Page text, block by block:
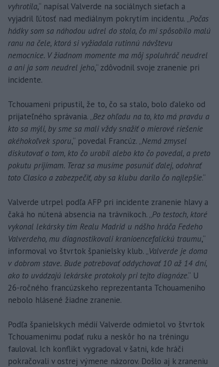
vyhrotila,“ napísal Valverde na sociálnych sieťach a
vyjadril ľútosť nad mediálnym pokrytím incidentu. „Počas
hádky som sa náhodou udrel do stola, čo mi spôsobilo malú
ranu na čele, ktorá si vyžiadala rutinnú návštevu
nemocnice. V žiadnom momente ma môj spoluhráč neudrel
a ani ja som neudrel jeho,“ zdôvodnil svoje zranenie pri
incidente.
Tchouameni pripustil, že to, čo sa stalo, bolo ďaleko od
prijateľného správania. „Bez ohľadu na to, kto má pravdu a
kto sa mýli, by sme sa mali vždy snažiť o mierové riešenie
akéhokoľvek sporu,“ povedal Francúz. „Nemá zmysel
diskutovať o tom, kto čo urobil alebo kto čo povedal, a preto
pokutu prijímam. Teraz sa musíme posunúť ďalej, odohrať
toto Clasico a zabezpečiť, aby sa klubu darilo čo najlepšie.“
Valverde utrpel podľa AFP pri incidente zranenie hlavy a
čaká ho nútená absencia na trávnikoch. „Po testoch, ktoré
vykonal lekársky tím Realu Madrid u nášho hráča Fedeho
Valverdeho, mu diagnostikovali kranioencefalickú traumu,“
informoval vo štvrtok španielsky klub. „Valverde je doma
v dobrom stave. Bude potrebovať oddychovať 10 až 14 dní,
ako to uvádzajú lekárske protokoly pri tejto diagnóze.“ U
26-ročného francúzskeho reprezentanta Tchouameniho
nebolo hlásené žiadne zranenie.
Podľa španielskych médií Valverde odmietol vo štvrtok
Tchouamenimu podať ruku a neskôr ho na tréningu
fauloval. Ich konflikt vygradoval v šatni, kde hráči
pokračovali v ostrej výmene názorov. Došlo aj k zraneniu